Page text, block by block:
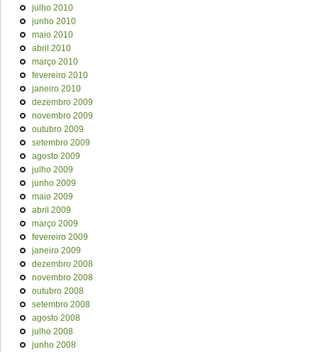
julho 2010
junho 2010
maio 2010
abril 2010
março 2010
fevereiro 2010
janeiro 2010
dezembro 2009
novembro 2009
outubro 2009
setembro 2009
agosto 2009
julho 2009
junho 2009
maio 2009
abril 2009
março 2009
fevereiro 2009
janeiro 2009
dezembro 2008
novembro 2008
outubro 2008
setembro 2008
agosto 2008
julho 2008
junho 2008